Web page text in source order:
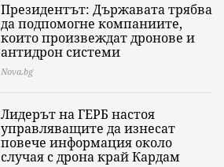
Президентът: Държавата трябва
да подпомогне компаниите,
които произвеждат дронове и
антидрон системи
Nova.bg
Лидерът на ГЕРБ настоя
управляващите да изнесат
повече информация около
случая с дрона край Кардам